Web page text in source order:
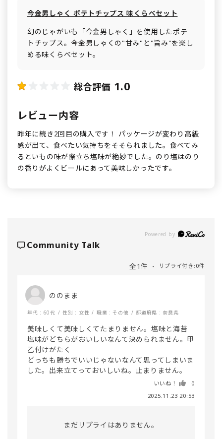
今金男しゃく ポテトチップス 味くらべセット
幻のじゃがいも「今金男しゃく」を使用したポテ
トチップス。今金男しゃくの"甘み"と"旨み"を楽し
める味くらべセット。
総合評価 1.0
レビュー内容
昨年に続き2回目の購入です！ パッケージが変わり高級
感が出て、食べたい気持ちをそそられました。食べてみ
るといもの味が際立ち塩味が絶妙でした。のり塩はのり
の香りがよくビールにあって美味しかったです。
Powered by
Community Talk
全1件 リプライ付き:0件
ののまま
年代 : 60代 性別 : 女性 職業 : その他 都道府県 : 奈良県
美味しくて美味しくてたまりません。塩味と海苔
塩味がどちらがおいしいなんて決められません。甲
乙付けがたく
どっちも勝ちでいいじゃないなんて思ってしまいま
した。出来立てっておいしいね。止まりません。
いいね！
0
2025.11.23 20:53
まだリプライはありません。